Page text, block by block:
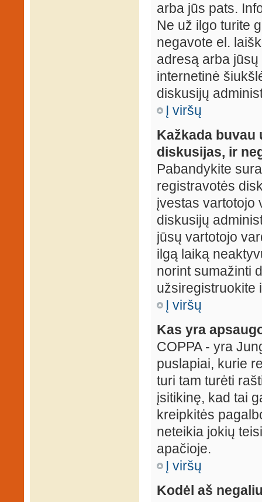
arba jūs pats.
Ne už ilgo turite
negavote el.
adresą arba
internetinė
diskusijų
Į viršų
Kažkada buvau
diskusijas, ir
Pabandykite
registravotės
įvestas vartotojo
diskusijų
jūsų vartotojo
ilgą laiką
norint sumažinti
užsiregistruokite
Į viršų
Kas yra
COPPA - yra
puslapiai, kurie
turi tam turėti
įsitikinę, kad tai
kreipkitės
neteikia jokių
apačioje.
Į viršų
Kodėl aš